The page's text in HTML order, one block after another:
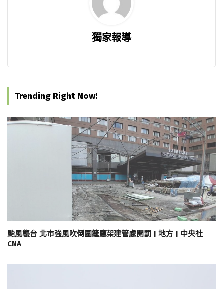
獨家報導
Trending Right Now!
颱風襲台 北市強風吹倒圍籬鷹架建管處開罰 | 地方 | 中央社
CNA